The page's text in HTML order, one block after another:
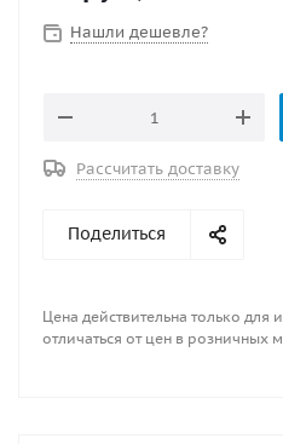
Нашли дешевле?
Рассчитать доставку
Поделиться
Цена действительна только для
отличаться от цен в розничных